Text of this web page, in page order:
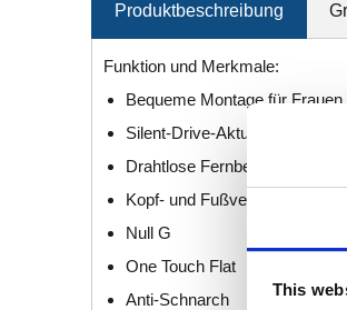
This
Produktbeschreibung
Funktion und Merkmale:
Bequeme Montage für Frauen
Silent-Drive-Aktuator
Drahtlose Fernbedienung
Kopf- und Fußverstellung
Null G
One Touch Flat
Anti-Schnarch